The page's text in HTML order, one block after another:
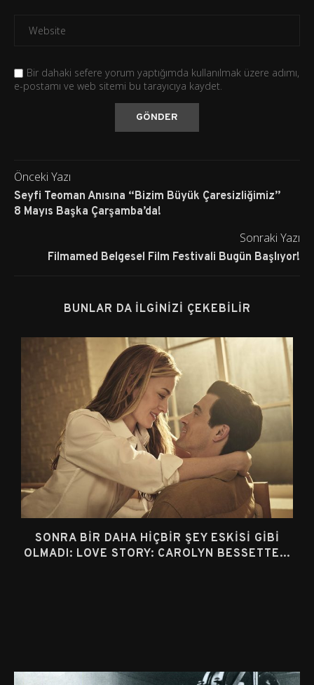
Bir dahaki sefere yorum yaptığımda kullanılmak üzere adımı,
e-postamı ve web sitemi bu tarayıcıya kaydet.
Önceki Yazı
Seyfi Teoman Anısına “Bizim Büyük Çaresizliğimiz”
8 Mayıs Başka Çarşamba’da!
Sonraki Yazı
Filmamed Belgesel Film Festivali Bugün Başlıyor!
BUNLAR DA İLGINIZI ÇEKEBILIR
SONRA BIR DAHA HIÇBIR ŞEY ESKISI GIBI
OLMADI: LOVE STORY: CAROLYN BESSETTE...